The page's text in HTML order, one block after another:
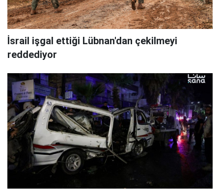
İsrail işgal ettiği Lübnan'dan çekilmeyi
reddediyor